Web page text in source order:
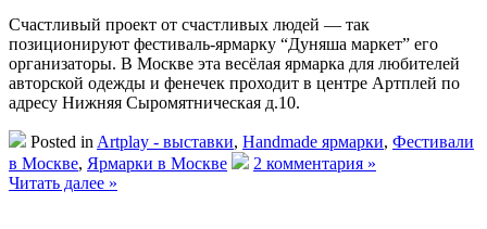
Счастливый проект от счастливых людей — так
позиционируют фестиваль-ярмарку “Дуняша маркет” его
организаторы. В Москве эта весёлая ярмарка для любителей
авторской одежды и фенечек проходит в центре Артплей по
адресу Нижняя Сыромятническая д.10.
Posted in Artplay - выставки, Handmade ярмарки, Фестивали
в Москве, Ярмарки в Москве
2 комментария »
Читать далее »